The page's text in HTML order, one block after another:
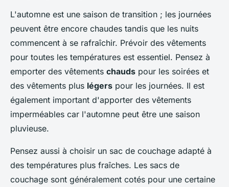
L'automne est une saison de transition ; les journées
peuvent être encore chaudes tandis que les nuits
commencent à se rafraîchir. Prévoir des vêtements
pour toutes les températures est essentiel. Pensez à
emporter des vêtements chauds pour les soirées et
des vêtements plus légers pour les journées. Il est
également important d'apporter des vêtements
imperméables car l'automne peut être une saison
pluvieuse.
Pensez aussi à choisir un sac de couchage adapté à
des températures plus fraîches. Les sacs de
couchage sont généralement cotés pour une certaine